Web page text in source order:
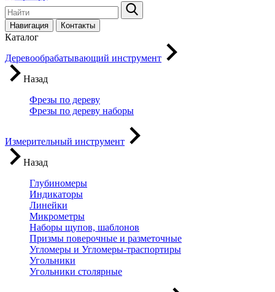
Навигация Контакты
Каталог
Деревообрабатывающий инструмент
Назад
Фрезы по дереву
Фрезы по дереву наборы
Измерительный инструмент
Назад
Глубиномеры
Индикаторы
Линейки
Микрометры
Наборы щупов, шаблонов
Призмы поверочные и разметочные
Угломеры и Угломеры-траспортиры
Угольники
Угольники столярные